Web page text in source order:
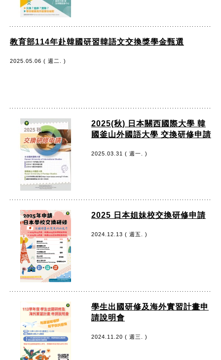
教育部114年赴韓國研習韓語文交換獎學金甄選
2025.05.06 ( 週二. )
2025(秋) 日本關西國際大學 韓
國釜山外國語大學 交換研修申請
2025.03.31 ( 週一. )
2025 日本姐妹校交換研修申請
2024.12.13 ( 週五. )
學生出國研修及海外實習計畫申
請說明會
2024.11.20 ( 週三. )